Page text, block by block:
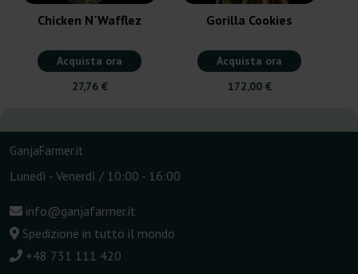
Chicken N´Wafflez
Acquista ora
27,76 €
Gorilla Cookies
Acquista ora
172,00 €
GanjaFarmer.it
Lunedì - Venerdì / 10:00 - 16:00
info@ganjafarmer.it
Spedizione in tutto il mondo
+48 731 111 420